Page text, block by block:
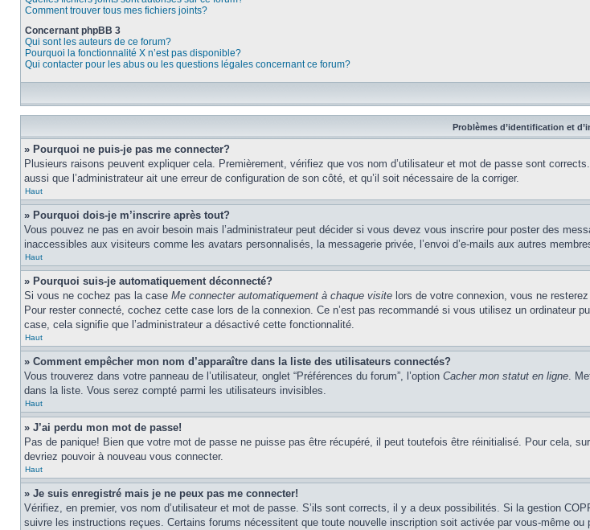
Comment trouver tous mes fichiers joints?
Concernant phpBB 3
Qui sont les auteurs de ce forum?
Pourquoi la fonctionnalité X n’est pas disponible?
Qui contacter pour les abus ou les questions légales concernant ce forum?
Problèmes d’identification et
» Pourquoi ne puis-je pas me connecter?
Plusieurs raisons peuvent expliquer cela. Premièrement, vérifiez que vos nom d’utilisateur et mot de passe sont
aussi que l’administrateur ait une erreur de configuration de son côté, et qu’il soit nécessaire de la corriger.
Haut
» Pourquoi dois-je m’inscrire après tout?
Vous pouvez ne pas en avoir besoin mais l’administrateur peut décider si vous devez vous inscrire pour poster des
inaccessibles aux visiteurs comme les avatars personnalisés, la messagerie privée, l’envoi d’e-mails aux autres
Haut
» Pourquoi suis-je automatiquement déconnecté?
Si vous ne cochez pas la case Me connecter automatiquement à chaque visite lors de votre connexion, vous ne
Pour rester connecté, cochez cette case lors de la connexion. Ce n’est pas recommandé si vous utilisez un
case, cela signifie que l’administrateur a désactivé cette fonctionnalité.
Haut
» Comment empêcher mon nom d’apparaître dans la liste des utilisateurs connectés?
Vous trouverez dans votre panneau de l’utilisateur, onglet “Préférences du forum”, l’option Cacher mon statut en ligne.
dans la liste. Vous serez compté parmi les utilisateurs invisibles.
Haut
» J’ai perdu mon mot de passe!
Pas de panique! Bien que votre mot de passe ne puisse pas être récupéré, il peut toutefois être réinitialisé. Pour cela,
devriez pouvoir à nouveau vous connecter.
Haut
» Je suis enregistré mais je ne peux pas me connecter!
Vérifiez, en premier, vos nom d’utilisateur et mot de passe. S’ils sont corrects, il y a deux possibilités. Si la gestion
suivre les instructions reçues. Certains forums nécessitent que toute nouvelle inscription soit activée par vous-même